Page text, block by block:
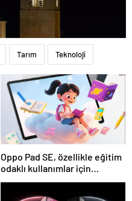
Tarım Teknoloji
Oppo Pad SE, özellikle eğitim
odaklı kullanımlar için
tasarlandı